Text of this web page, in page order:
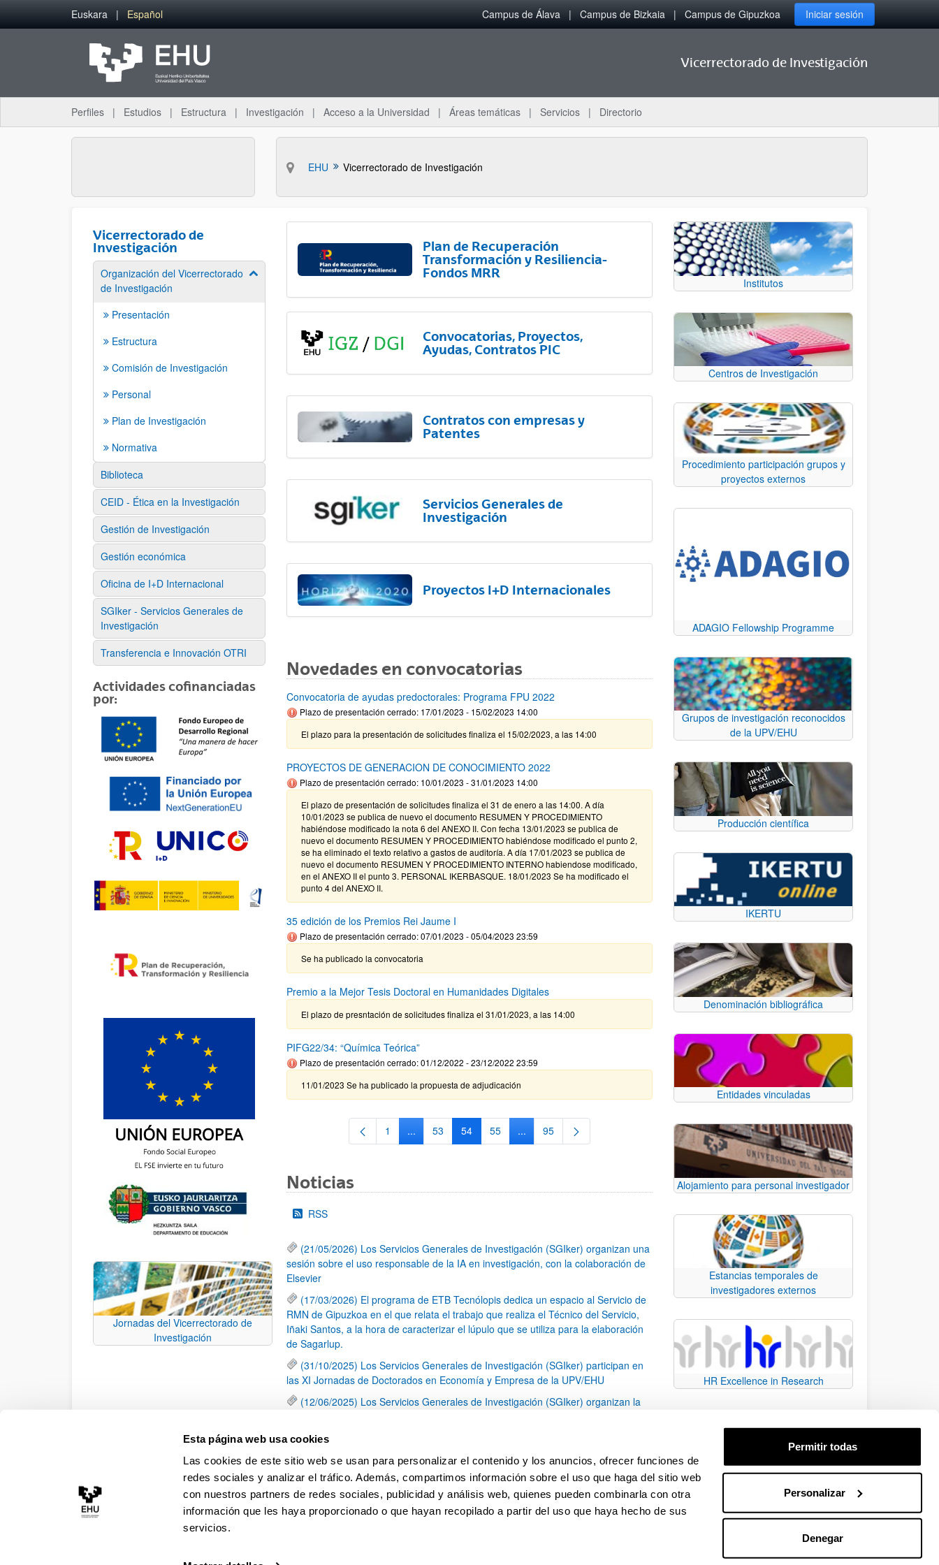
Esta página web usa cookies
Las cookies de este sitio web se usan para personalizar el contenido y los anuncios, ofrecer funciones de
redes sociales y analizar el tráfico. Además, compartimos información sobre el uso que haga del sitio web
con nuestros partners de redes sociales, publicidad y análisis web, quienes pueden combinarla con otra
información que les haya proporcionado o que hayan recopilado a partir del uso que haya hecho de sus
servicios.
Permitir todas
Personalizar
Denegar
Saltar al contenido principal
Euskara Español Campus de Álava Campus de Bizkaia Campus de Gipuzkoa Iniciar sesión
Vicerrectorado de Investigación
Perfiles Estudios Estructura Investigación Acceso a la Universidad Áreas temáticas Servicios Directorio
EHU Vicerrectorado de Investigación
Vicerrectorado de
Investigación
Organización del Vicerrectorado
de Investigación
Mostrar/ocultar subpáginas
Presentación
Estructura
Comisión de Investigación
Personal
Plan de Investigación
Normativa
Biblioteca
CEID - Ética en la Investigación
Gestión de Investigación
Gestión económica
Oficina de I+D Internacional
SGIker - Servicios Generales de
Investigación
Transferencia e Innovación OTRI
Actividades cofinanciadas
por:
Jornadas del Vicerrectorado de
Investigación
Plan de Recuperación
Transformación y Resiliencia-
Fondos MRR
Convocatorias, Proyectos,
Ayudas, Contratos PIC
Contratos con empresas y
Patentes
Servicios Generales de
Investigación
Proyectos I+D Internacionales
Novedades en convocatorias
Convocatoria de ayudas predoctorales: Programa FPU 2022
Plazo de presentación cerrado: 17/01/2023 - 15/02/2023 14:00
El plazo para la presentación de solicitudes finaliza el 15/02/2023, a las 14:00
PROYECTOS DE GENERACION DE CONOCIMIENTO 2022
Plazo de presentación cerrado: 10/01/2023 - 31/01/2023 14:00
El plazo de presentación de solicitudes finaliza el 31 de enero a las 14:00. A día
10/01/2023 se publica de nuevo el documento RESUMEN Y PROCEDIMIENTO
habiéndose modificado la nota 6 del ANEXO II. Con fecha 13/01/2023 se publica de
nuevo el documento RESUMEN Y PROCEDIMIENTO habiéndose modificado el punto 2,
se ha eliminado el texto relativo a gastos de auditoría. A día 17/01/2023 se publica de
nuevo el documento RESUMEN Y PROCEDIMIENTO INTERNO habiendose modificado,
en el ANEXO II el punto 3. PERSONAL IKERBASQUE. 18/01/2023 Se ha modificado el
punto 4 del ANEXO II.
35 edición de los Premios Rei Jaume I
Plazo de presentación cerrado: 07/01/2023 - 05/04/2023 23:59
Se ha publicado la convocatoria
Premio a la Mejor Tesis Doctoral en Humanidades Digitales
El plazo de presntación de solicitudes finaliza el 31/01/2023, a las 14:00
PIFG22/34: “Química Teórica”
Plazo de presentación cerrado: 01/12/2022 - 23/12/2022 23:59
11/01/2023 Se ha publicado la propuesta de adjudicación
Página
1 ...Páginas intermedias Use TAB para desplazarse.
Página
53 Página
54 Página
55 ...Páginas intermedias Use TAB para desplazarse.
Página
95
Noticias
RSS
(21/05/2026) Los Servicios Generales de Investigación (SGIker) organizan una
sesión sobre el uso responsable de la IA en investigación, con la colaboración de
Elsevier
(17/03/2026) El programa de ETB Tecnólopis dedica un espacio al Servicio de
RMN de Gipuzkoa en el que relata el trabajo que realiza el Técnico del Servicio,
Iñaki Santos, a la hora de caracterizar el lúpulo que se utiliza para la elaboración
de Sagarlup.
(31/10/2025) Los Servicios Generales de Investigación (SGIker) participan en
las XI Jornadas de Doctorados en Economía y Empresa de la UPV/EHU
(12/06/2025) Los Servicios Generales de Investigación (SGIker) organizan la
una caracterización química de dos variedades de lúpulo silvestre
Página
1 Página
2 Página
3 ...
Páginas intermedias Use TAB para desplazarse.
Página
79
Institutos
Centros de Investigación
Procedimiento participación grupos y
proyectos externos
ADAGIO Fellowship Programme
Grupos de investigación reconocidos
de la UPV/EHU
Producción científica
IKERTU
Denominación bibliográfica
Entidades vinculadas
Alojamiento para personal investigador
Estancias temporales de
investigadores externos
HR Excellence in Research